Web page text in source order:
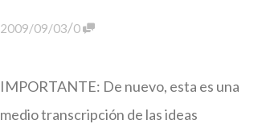
2009/09/03/0
IMPORTANTE: De nuevo, esta es una
medio transcripción de las ideas